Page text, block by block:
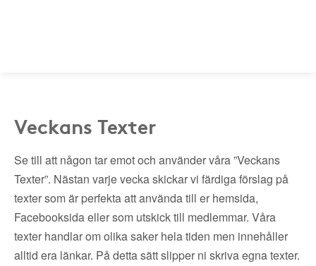
Veckans Texter
Se till att någon tar emot och använder våra ”Veckans
Texter”. Nästan varje vecka skickar vi färdiga förslag på
texter som är perfekta att använda till er hemsida,
Facebooksida eller som utskick till medlemmar. Våra
texter handlar om olika saker hela tiden men innehåller
alltid era länkar. På detta sätt slipper ni skriva egna texter.